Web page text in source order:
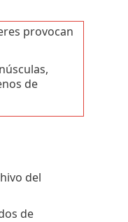
provocan
de
del
de